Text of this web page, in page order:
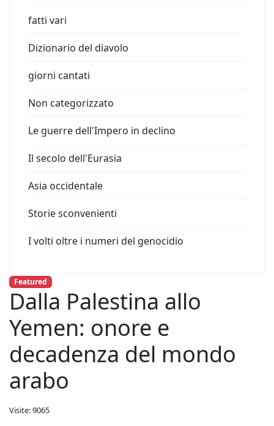
fatti vari
Dizionario del diavolo
giorni cantati
Non categorizzato
Le guerre dell'Impero in declino
Il secolo dell'Eurasia
Asia occidentale
Storie sconvenienti
I volti oltre i numeri del genocidio
Featured
Dalla Palestina allo
Yemen: onore e
decadenza del mondo
arabo
Visite: 9065